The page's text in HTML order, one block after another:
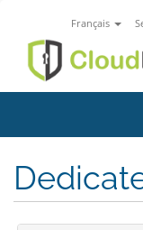
Français